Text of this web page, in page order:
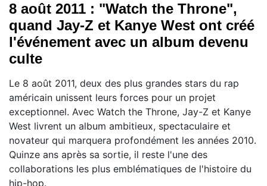
8 août 2011 : "Watch the Throne",
quand Jay-Z et Kanye West ont créé
l'événement avec un album devenu
culte
Le 8 août 2011, deux des plus grandes stars du rap
américain unissent leurs forces pour un projet
exceptionnel. Avec Watch the Throne, Jay-Z et Kanye
West livrent un album ambitieux, spectaculaire et
novateur qui marquera profondément les années 2010.
Quinze ans après sa sortie, il reste l'une des
collaborations les plus emblématiques de l'histoire du
hip-hop.